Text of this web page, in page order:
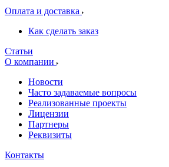
Оплата и доставка
Как сделать заказ
Статьи
О компании
Новости
Часто задаваемые вопросы
Реализованные проекты
Лицензии
Партнеры
Реквизиты
Контакты